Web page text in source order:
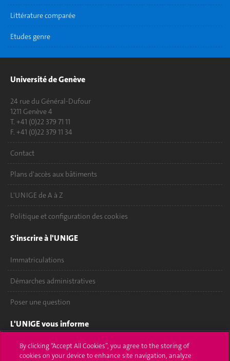
Littérature comparée
Etudes genre
Université de Genève
24 rue du Général-Dufour
1211 Genève 4
T. +41 (0)22 379 71 11
F. +41 (0)22 379 11 34
Contact
Plans d'accès aux bâtiments
L'UNIGE de A à Z
Politique et configuration des cookies
S'inscrire à l'UNIGE
Immatriculations
Démarches administratives
Poser une question
L'UNIGE vous informe
UNIGE Mobile
By clicking “Accept All Cookies”, you agree to the storing of
cookies on your device to enhance site navigation, analyze